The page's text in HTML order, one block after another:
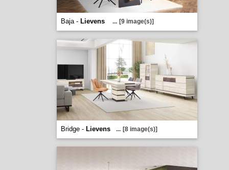
Baja - Lievens ... [9 image(s)]
Bridge - Lievens ... [8 image(s)]